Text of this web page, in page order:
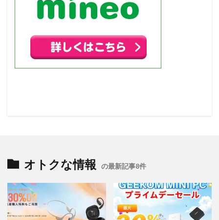
オトクな情報 の最新記事8件